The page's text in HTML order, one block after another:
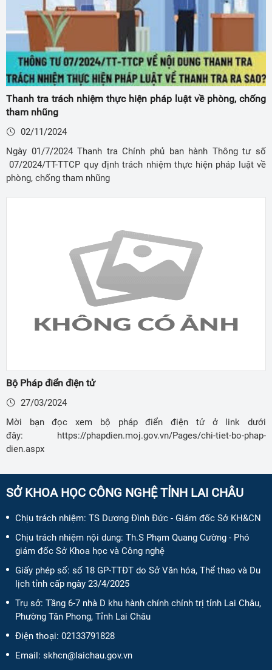
Thanh tra trách nhiệm thực hiện pháp luật về phòng, chống
tham nhũng
02/11/2024
Ngày 01/7/2024 Thanh tra Chính phủ ban hành Thông tư số
07/2024/TT-TTCP quy định trách nhiệm thực hiện pháp luật về
phòng, chống tham nhũng
Bộ Pháp điển điện tử
27/03/2024
Mời bạn đọc xem bộ pháp điển điện tử ở link dưới
đây: https://phapdien.moj.gov.vn/Pages/chi-tiet-bo-phap-
dien.aspx
SỞ KHOA HỌC CÔNG NGHỆ TỈNH LAI CHÂU
Chịu trách nhiệm: TS Dương Đình Đức - Giám đốc Sở KH&CN
Chịu trách nhiệm nội dung: Th.S Phạm Quang Cường - Phó
giám đốc Sở Khoa học và Công nghệ
Giấy phép số: số 18 GP-TTĐT do Sở Văn hóa, Thể thao và Du
lịch tỉnh cấp ngày 23/4/2025
Trụ sở: Tầng 6-7 nhà D khu hành chính chính trị tỉnh Lai Châu,
Phường Tân Phong, Tỉnh Lai Châu
Điện thoại: 02133791828
Email: skhcn@laichau.gov.vn